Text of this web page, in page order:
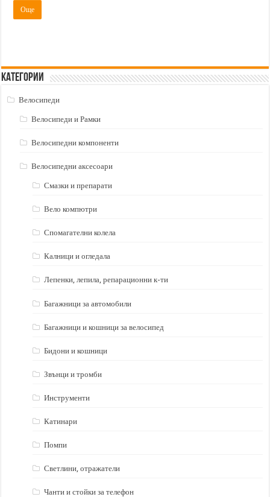
Още
Категории
Велосипеди
Велосипеди и Рамки
Велосипедни компоненти
Велосипедни аксесоари
Смазки и препарати
Вело компютри
Спомагателни колела
Калници и огледала
Лепенки, лепила, репарационни к-ти
Багажници за автомобили
Багажници и кошници за велосипед
Бидони и кошници
Звънци и тромби
Инструменти
Катинари
Помпи
Светлини, отражатели
Чанти и стойки за телефон